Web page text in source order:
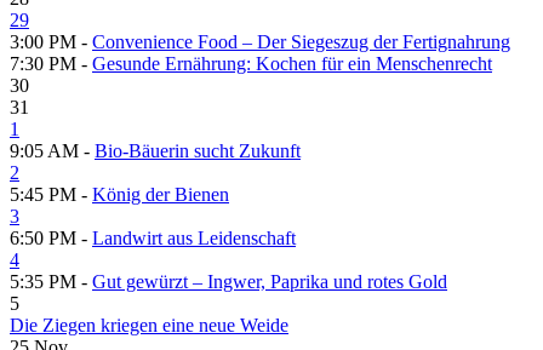
29
3:00 PM - Convenience Food – Der Siegeszug der Fertignahrung
7:30 PM - Gesunde Ernährung: Kochen für ein Menschenrecht
30
31
1
9:05 AM - Bio-Bäuerin sucht Zukunft
2
5:45 PM - König der Bienen
3
6:50 PM - Landwirt aus Leidenschaft
4
5:35 PM - Gut gewürzt – Ingwer, Paprika und rotes Gold
5
Die Ziegen kriegen eine neue Weide